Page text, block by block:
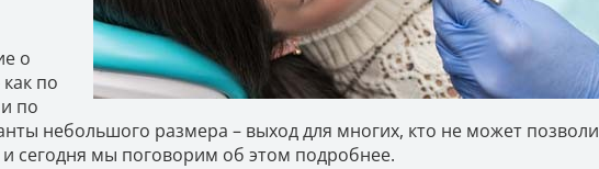
о
по
по
небольшого размера – выход для многих, кто не может
сегодня мы поговорим об этом подробнее.